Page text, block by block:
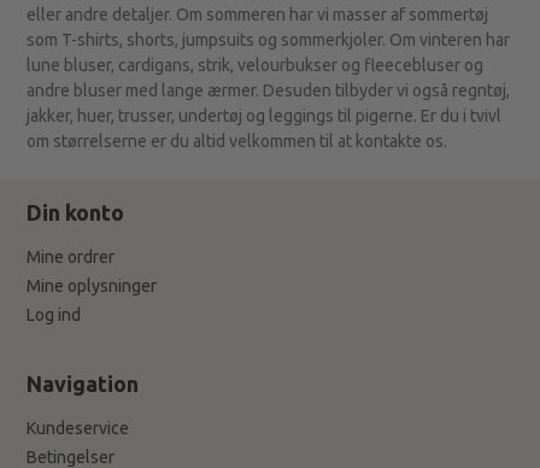
eller andre detaljer. Om sommeren har vi masser af sommertøj
som T-shirts, shorts, jumpsuits og sommerkjoler. Om vinteren har
lune bluser, cardigans, strik, velourbukser og fleecebluser og
andre bluser med lange ærmer. Desuden tilbyder vi også regntøj,
jakker, huer, trusser, undertøj og leggings til pigerne. Er du i tvivl
om størrelserne er du altid velkommen til at kontakte os.
Din konto
Mine ordrer
Mine oplysninger
Log ind
Navigation
Kundeservice
Betingelser